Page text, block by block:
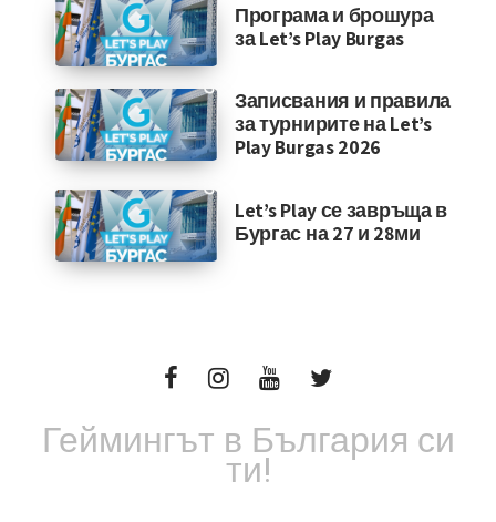
Програма и брошура
за Let’s Play Burgas
Записвания и правила
за турнирите на Let’s
Play Burgas 2026
Let’s Play се завръща в
Бургас на 27 и 28ми
Геймингът в България си
ти!